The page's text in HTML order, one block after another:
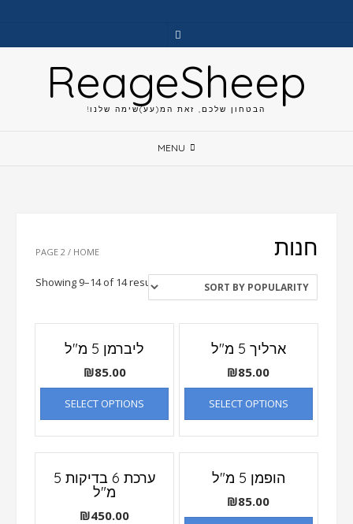
content
ReageSheep
הבטחון שלכם, זאת המ(עע)שימה שלנו!
MENU
HOME
/ PAGE 2 חנות
Showing 9–14 of 14 results
ארליך 5 מ"ל
₪85.00
SELECT OPTIONS
ליברמן 5 מ"ל
₪85.00
SELECT OPTIONS
הופמן 5 מ"ל
₪85.00
ערכת 6 בדיקות 5
מ"ל
₪450.00